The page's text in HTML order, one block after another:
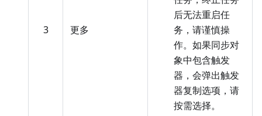
3 更多
后无法重启任
务，请谨慎操
作。如果同步对
象中包含触发
器，会弹出触发
器复制选项，请
按需选择。